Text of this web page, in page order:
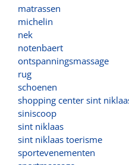
matrassen
michelin
nek
notenbaert
ontspanningsmassage
rug
schoenen
shopping center sint
siniscoop
sint niklaas
sint niklaas toerisme
sportevenementen